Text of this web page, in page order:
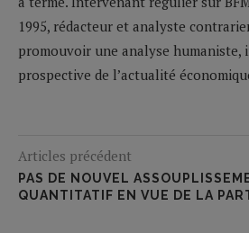
1995, rédacteur et analyste
promouvoir une analyse humaniste,
prospective de l’actualité
Articles précédent
PAS DE NOUVEL
QUANTITATIF EN VUE DE LA